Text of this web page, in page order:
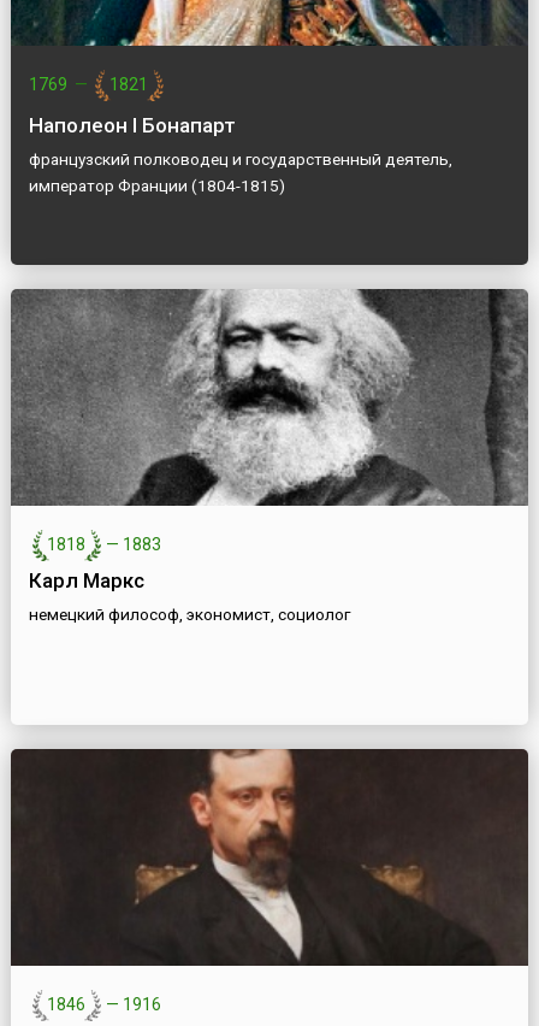
1769 — 1821
Наполеон I Бонапарт
французский полководец и государственный деятель,
император Франции (1804-1815)
1818 — 1883
Карл Маркс
немецкий философ, экономист, социолог
1846 — 1916